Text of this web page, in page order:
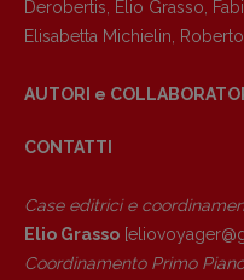
Associazione Pulp Magazine
Derobertis
Elio Grasso
Elisabetta Michielin
AUTORI e
CONTATTI
Case editrici e
Elio Grasso
Coordinamento Primo Piano